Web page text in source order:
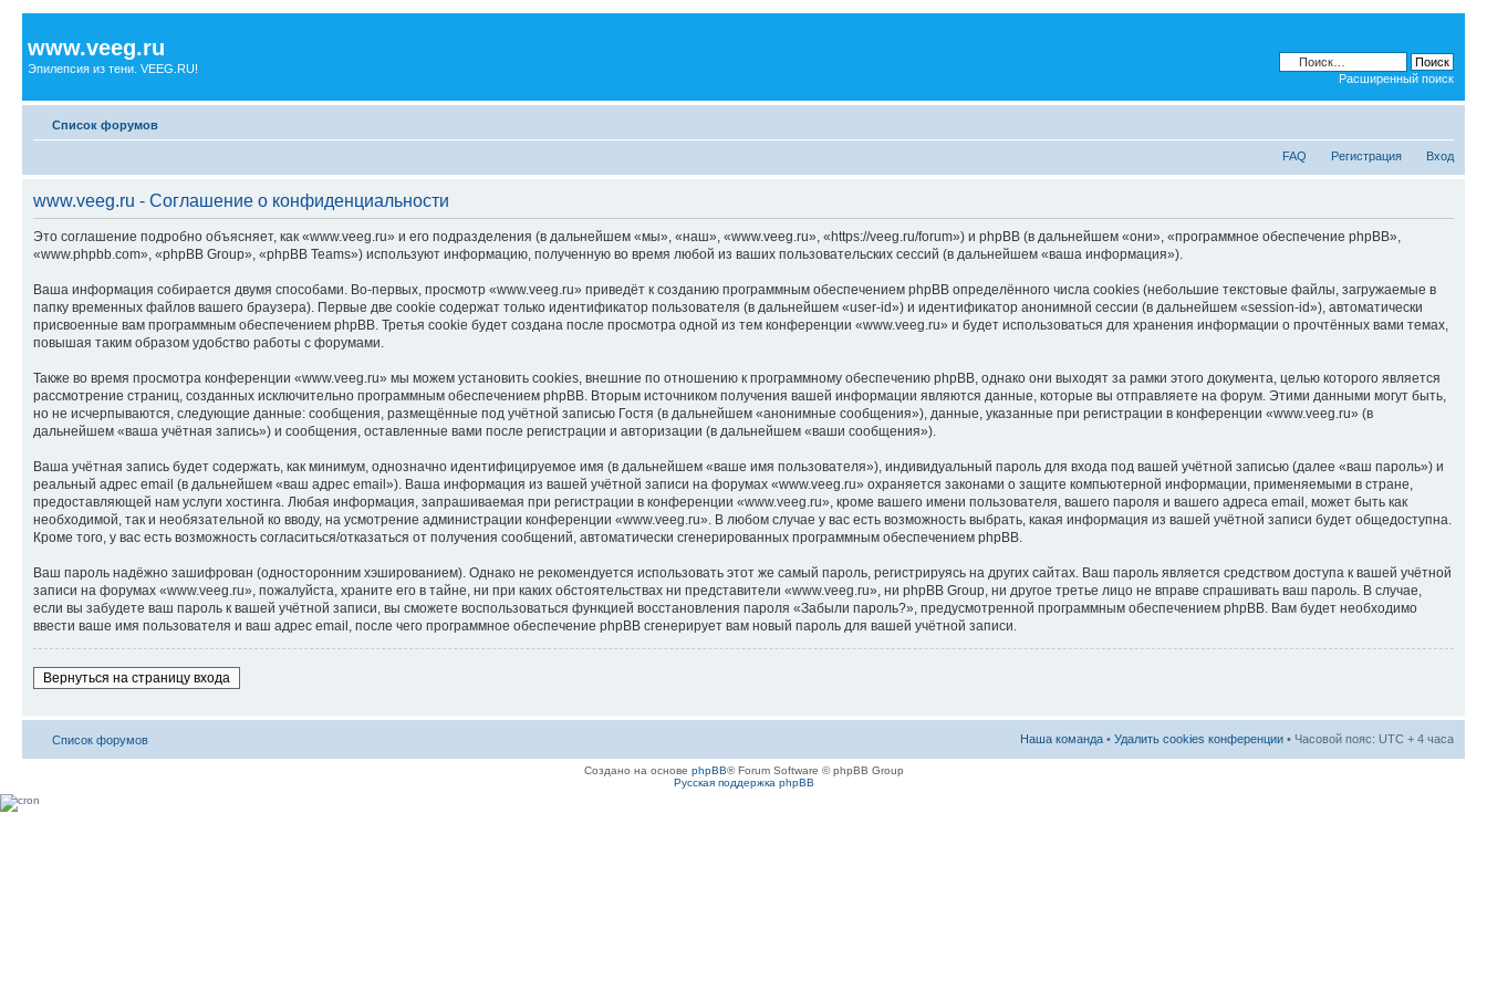
www.veeg.ru
Эпилепсия из тени. VEEG.RU!
Расширенный поиск
Список форумов
FAQ Регистрация Вход
www.veeg.ru - Соглашение о конфиденциальности
Это соглашение подробно объясняет, как «www.veeg.ru» и его подразделения (в дальнейшем «мы», «наш», «www.veeg.ru», «https://veeg.ru/forum») и phpBB (в дальнейшем «они», «программное обеспечение phpBB»,
«www.phpbb.com», «phpBB Group», «phpBB Teams») используют информацию, полученную во время любой из ваших пользовательских сессий (в дальнейшем «ваша информация»).
Ваша информация собирается двумя способами. Во-первых, просмотр «www.veeg.ru» приведёт к созданию программным обеспечением phpBB определённого числа cookies (небольшие текстовые файлы, загружаемые в
папку временных файлов вашего браузера). Первые две cookie содержат только идентификатор пользователя (в дальнейшем «user-id») и идентификатор анонимной сессии (в дальнейшем «session-id»), автоматически
присвоенные вам программным обеспечением phpBB. Третья cookie будет создана после просмотра одной из тем конференции «www.veeg.ru» и будет использоваться для хранения информации о прочтённых вами темах,
повышая таким образом удобство работы с форумами.
Также во время просмотра конференции «www.veeg.ru» мы можем установить cookies, внешние по отношению к программному обеспечению phpBB, однако они выходят за рамки этого документа, целью которого является
рассмотрение страниц, созданных исключительно программным обеспечением phpBB. Вторым источником получения вашей информации являются данные, которые вы отправляете на форум. Этими данными могут быть,
но не исчерпываются, следующие данные: сообщения, размещённые под учётной записью Гостя (в дальнейшем «анонимные сообщения»), данные, указанные при регистрации в конференции «www.veeg.ru» (в
дальнейшем «ваша учётная запись») и сообщения, оставленные вами после регистрации и авторизации (в дальнейшем «ваши сообщения»).
Ваша учётная запись будет содержать, как минимум, однозначно идентифицируемое имя (в дальнейшем «ваше имя пользователя»), индивидуальный пароль для входа под вашей учётной записью (далее «ваш пароль») и
реальный адрес email (в дальнейшем «ваш адрес email»). Ваша информация из вашей учётной записи на форумах «www.veeg.ru» охраняется законами о защите компьютерной информации, применяемыми в стране,
предоставляющей нам услуги хостинга. Любая информация, запрашиваемая при регистрации в конференции «www.veeg.ru», кроме вашего имени пользователя, вашего пароля и вашего адреса email, может быть как
необходимой, так и необязательной ко вводу, на усмотрение администрации конференции «www.veeg.ru». В любом случае у вас есть возможность выбрать, какая информация из вашей учётной записи будет общедоступна.
Кроме того, у вас есть возможность согласиться/отказаться от получения сообщений, автоматически сгенерированных программным обеспечением phpBB.
Ваш пароль надёжно зашифрован (односторонним хэшированием). Однако не рекомендуется использовать этот же самый пароль, регистрируясь на других сайтах. Ваш пароль является средством доступа к вашей учётной
записи на форумах «www.veeg.ru», пожалуйста, храните его в тайне, ни при каких обстоятельствах ни представители «www.veeg.ru», ни phpBB Group, ни другое третье лицо не вправе спрашивать ваш пароль. В случае,
если вы забудете ваш пароль к вашей учётной записи, вы сможете воспользоваться функцией восстановления пароля «Забыли пароль?», предусмотренной программным обеспечением phpBB. Вам будет необходимо
ввести ваше имя пользователя и ваш адрес email, после чего программное обеспечение phpBB сгенерирует вам новый пароль для вашей учётной записи.
Вернуться на страницу входа
Список форумов Наша команда • Удалить cookies конференции • Часовой пояс: UTC + 4 часа
Создано на основе phpBB® Forum Software © phpBB Group
Русская поддержка phpBB